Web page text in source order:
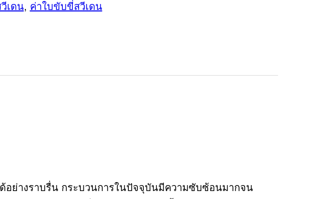
เดน, ค่าใบขับขี่สวีเดน
อย่างราบรื่น กระบวนการในปัจจุบันมีความซับซ้อนมากจน